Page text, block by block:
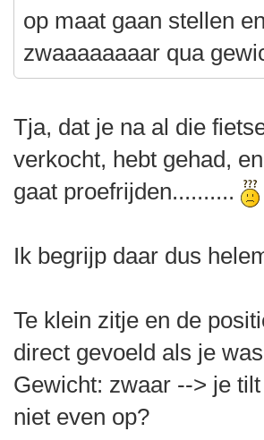
op maat gaan stellen
zwaaaaaaaar qua
Tja, dat je na al die
verkocht, hebt gehad,
gaat proefrijden..........
Ik begrijp daar dus
Te klein zitje en de
direct gevoeld als je
Gewicht: zwaar --> je
niet even op?